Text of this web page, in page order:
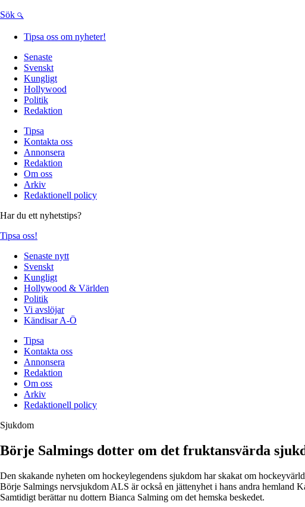
Sök
Tipsa oss om nyheter!
Senaste
Svenskt
Kungligt
Hollywood
Politik
Redaktion
Tipsa
Kontakta oss
Annonsera
Redaktion
Om oss
Arkiv
Redaktionell policy
Har du ett nyhetstips?
Tipsa oss!
Senaste nytt
Svenskt
Kungligt
Hollywood & Världen
Politik
Vi avslöjar
Kändisar A-Ö
Tipsa
Kontakta oss
Annonsera
Redaktion
Om oss
Arkiv
Redaktionell policy
Sjukdom
Börje Salmings dotter om det fruktansvärda
Den skakande nyheten om hockeylegendens sjukdom har skakat om
Börje Salmings nervsjukdom ALS är också en jättenyhet i hans andra hemland
Samtidigt berättar nu dottern Bianca Salming om det hemska beskedet.